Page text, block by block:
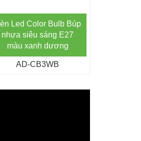
Led Color Bulb Búp
nhựa siêu sáng E27
màu xanh dương
AD-CB3WB